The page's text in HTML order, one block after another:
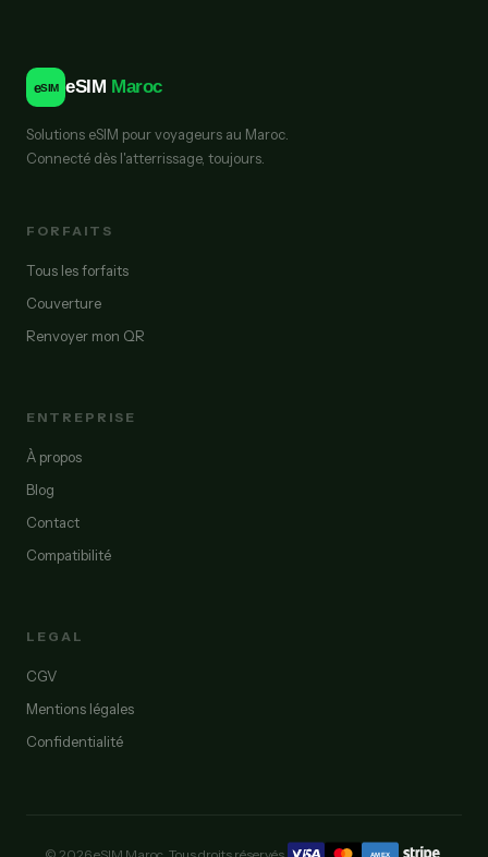
eSIM eSIM Maroc
Solutions eSIM pour voyageurs au Maroc.
Connecté dès l'atterrissage, toujours.
FORFAITS
Tous les forfaits
Couverture
Renvoyer mon QR
ENTREPRISE
À propos
Blog
Contact
Compatibilité
LEGAL
CGV
Mentions légales
Confidentialité